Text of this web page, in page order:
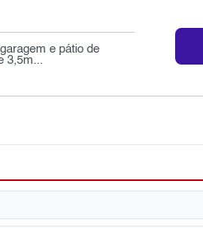
e pátio de
3,5m...